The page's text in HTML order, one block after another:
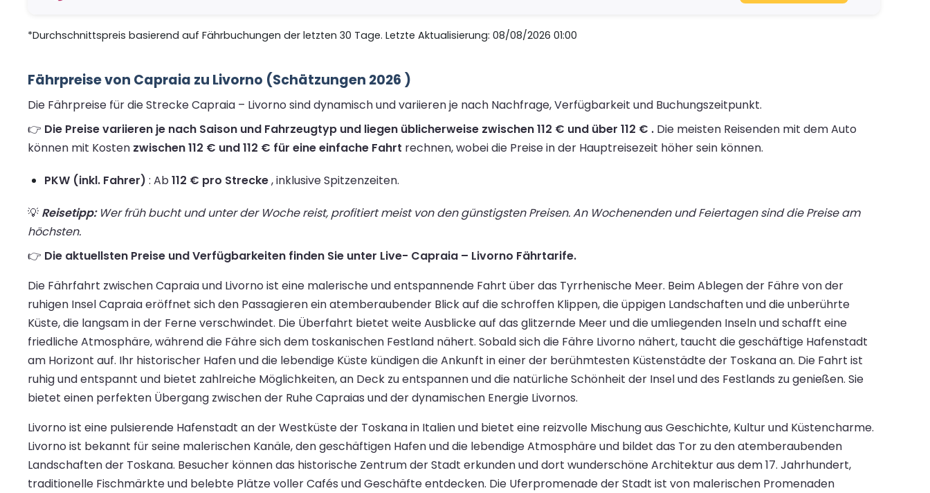
*Durchschnittspreis basierend auf Fährbuchungen der letzten 30 Tage. Letzte Aktualisierung: 08/08/2026 01:00
Fährpreise von Capraia zu Livorno (Schätzungen 2026 )
Die Fährpreise für die Strecke Capraia – Livorno sind dynamisch und variieren je nach Nachfrage, Verfügbarkeit und Buchungszeitpunkt.
👉 Die Preise variieren je nach Saison und Fahrzeugtyp und liegen üblicherweise zwischen 112 € und über 112 € . Die meisten Reisenden mit dem Auto
können mit Kosten zwischen 112 € und 112 € für eine einfache Fahrt rechnen, wobei die Preise in der Hauptreisezeit höher sein können.
PKW (inkl. Fahrer) : Ab 112 € pro Strecke, inklusive Spitzenzeiten.
💡 Reisetipp:Wer früh bucht und unter der Woche reist, profitiert meist von den günstigsten Preisen. An Wochenenden und Feiertagen sind die Preise am
höchsten.
👉 Die aktuellsten Preise und Verfügbarkeiten finden Sie unter Live- Capraia – Livorno Fährtarife.
Die Fährfahrt zwischen Capraia und Livorno ist eine malerische und entspannende Fahrt über das Tyrrhenische Meer. Beim Ablegen der Fähre von der
ruhigen Insel Capraia eröffnet sich den Passagieren ein atemberaubender Blick auf die schroffen Klippen, die üppigen Landschaften und die unberührte
Küste, die langsam in der Ferne verschwindet. Die Überfahrt bietet weite Ausblicke auf das glitzernde Meer und die umliegenden Inseln und schafft eine
friedliche Atmosphäre, während die Fähre sich dem toskanischen Festland nähert. Sobald sich die Fähre Livorno nähert, taucht die geschäftige Hafenstadt
am Horizont auf. Ihr historischer Hafen und die lebendige Küste kündigen die Ankunft in einer der berühmtesten Küstenstädte der Toskana an. Die Fahrt ist
ruhig und entspannt und bietet zahlreiche Möglichkeiten, an Deck zu entspannen und die natürliche Schönheit der Insel und des Festlands zu genießen. Sie
bietet einen perfekten Übergang zwischen der Ruhe Capraias und der dynamischen Energie Livornos.
Livorno ist eine pulsierende Hafenstadt an der Westküste der Toskana in Italien und bietet eine reizvolle Mischung aus Geschichte, Kultur und Küstencharme.
Livorno ist bekannt für seine malerischen Kanäle, den geschäftigen Hafen und die lebendige Atmosphäre und bildet das Tor zu den atemberaubenden
Landschaften der Toskana. Besucher können das historische Zentrum der Stadt erkunden und dort wunderschöne Architektur aus dem 17. Jahrhundert,
traditionelle Fischmärkte und belebte Plätze voller Cafés und Geschäfte entdecken. Die Uferpromenade der Stadt ist von malerischen Promenaden